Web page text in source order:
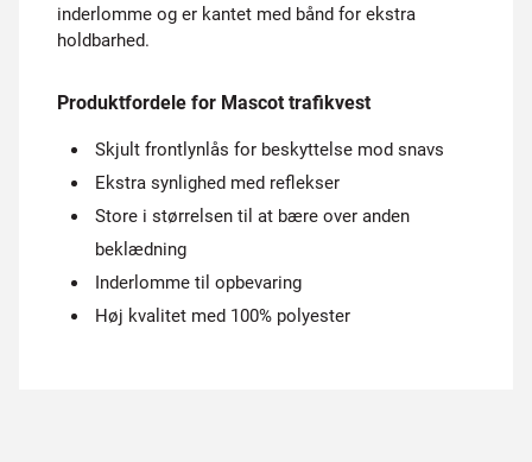
inderlomme og er kantet med bånd for ekstra
holdbarhed.
Produktfordele for Mascot trafikvest
Skjult frontlynlås for beskyttelse mod snavs
Ekstra synlighed med reflekser
Store i størrelsen til at bære over anden
beklædning
Inderlomme til opbevaring
Høj kvalitet med 100% polyester